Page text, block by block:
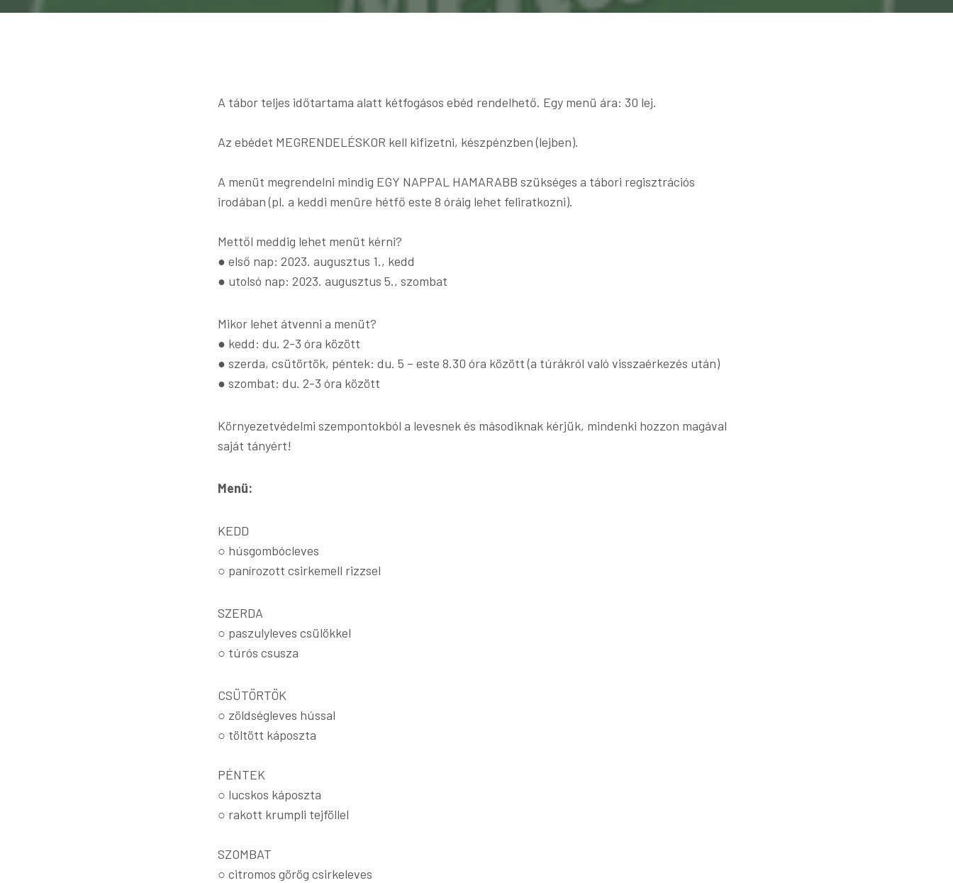
A tábor teljes időtartama alatt kétfogásos ebéd rendelhető. Egy menü ára: 30 lej.
Az ebédet MEGRENDELÉSKOR kell kifizetni, készpénzben (lejben).
A menüt megrendelni mindig EGY NAPPAL HAMARABB szükséges a tábori regisztrációs
irodában (pl. a keddi menüre hétfő este 8 óráig lehet feliratkozni).
Mettől meddig lehet menüt kérni?
● első nap: 2023. augusztus 1., kedd
● utolsó nap: 2023. augusztus 5., szombat
Mikor lehet átvenni a menüt?
● kedd: du. 2-3 óra között
● szerda, csütörtök, péntek: du. 5 – este 8.30 óra között (a túrákról való visszaérkezés után)
● szombat: du. 2-3 óra között
Környezetvédelmi szempontokból a levesnek és másodiknak kérjük, mindenki hozzon magával
saját tányért!
Menü:
KEDD
○ húsgombócleves
○ panírozott csirkemell rizzsel
SZERDA
○ paszulyleves csülökkel
○ túrós csusza
CSÜTÖRTÖK
○ zöldségleves hússal
○ töltött káposzta
PÉNTEK
○ lucskos káposzta
○ rakott krumpli tejföllel
SZOMBAT
○ citromos görög csirkeleves